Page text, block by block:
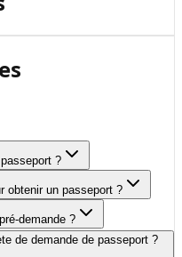
?
obtenir un passeport ?
demande ?
de demande de passeport ?